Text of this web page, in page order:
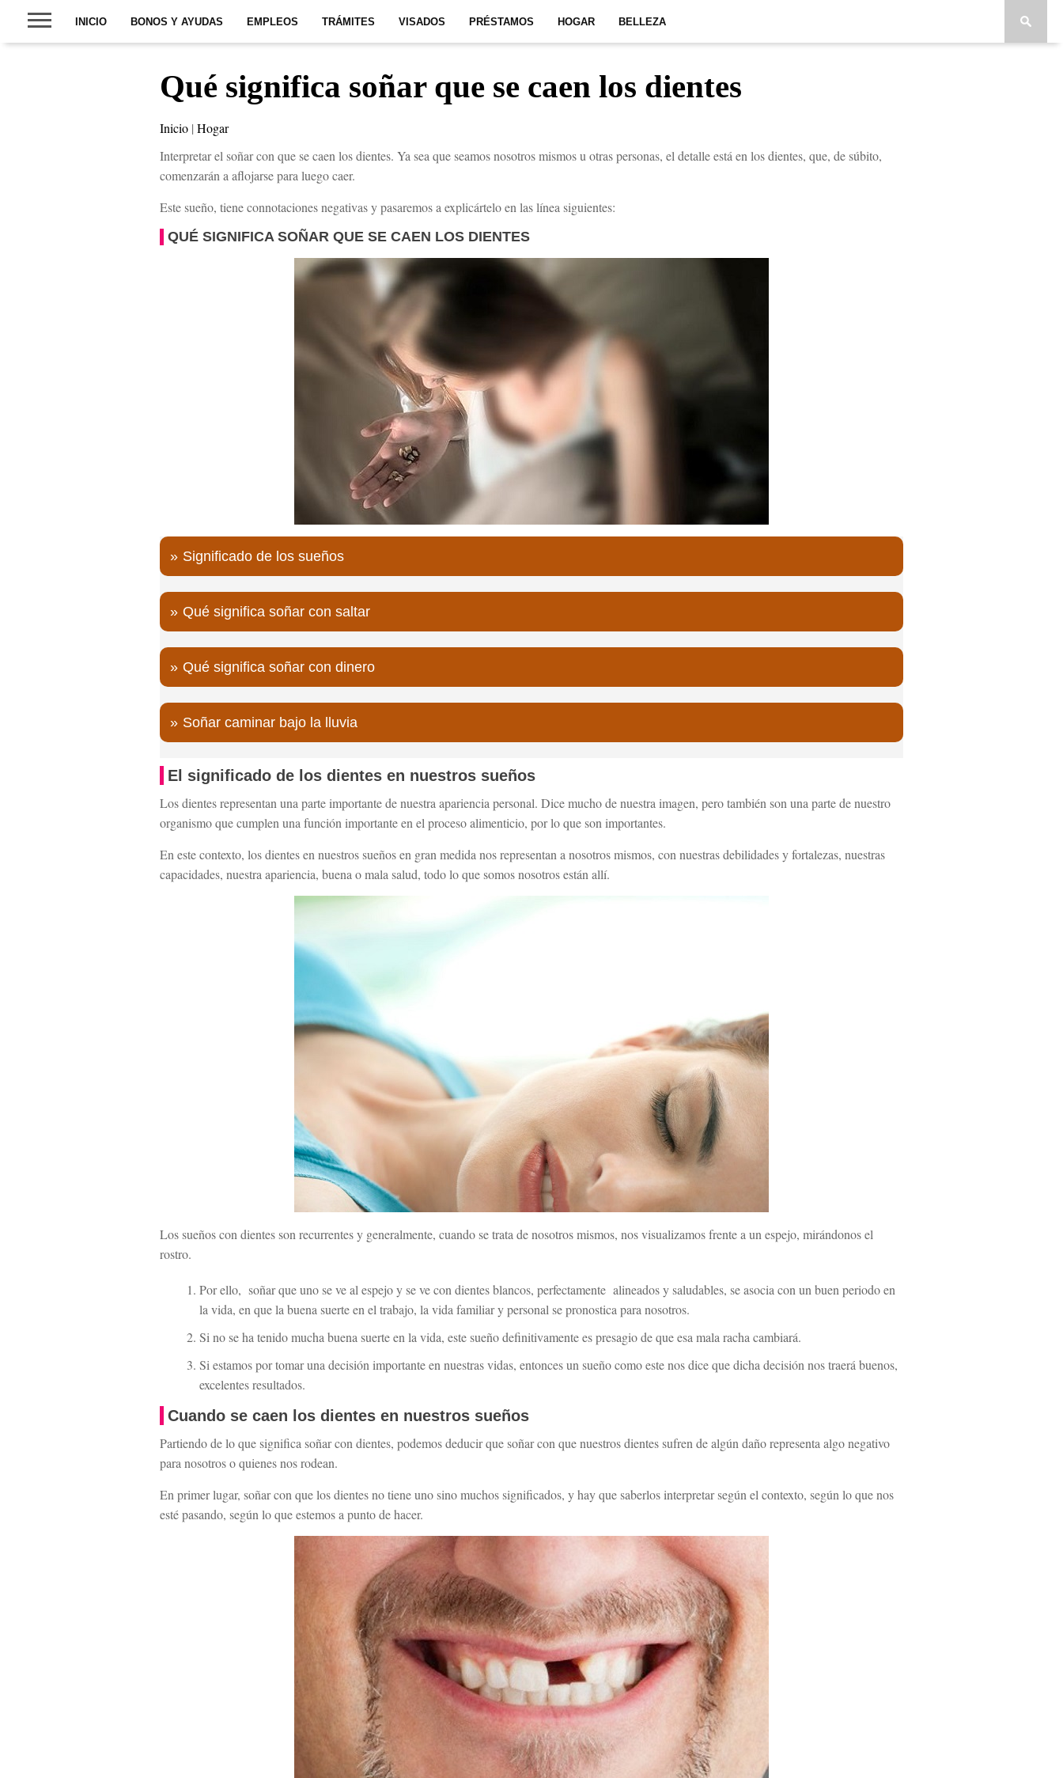
INICIO BONOS Y AYUDAS EMPLEOS TRÁMITES VISADOS PRÉSTAMOS HOGAR BELLEZA
Qué significa soñar que se caen los dientes
Inicio |Hogar
Interpretar el soñar con que se caen los dientes. Ya sea que seamos nosotros mismos u otras personas, el detalle está en los dientes, que, de súbito,
comenzarán a aflojarse para luego caer.
Este sueño, tiene connotaciones negativas y pasaremos a explicártelo en las línea siguientes:
QUÉ SIGNIFICA SOÑAR QUE SE CAEN LOS DIENTES
Significado de los sueños
Qué significa soñar con saltar
Qué significa soñar con dinero
Soñar caminar bajo la lluvia
El significado de los dientes en nuestros sueños
Los dientes representan una parte importante de nuestra apariencia personal. Dice mucho de nuestra imagen, pero también son una parte de nuestro
organismo que cumplen una función importante en el proceso alimenticio, por lo que son importantes.
En este contexto, los dientes en nuestros sueños en gran medida nos representan a nosotros mismos, con nuestras debilidades y fortalezas, nuestras
capacidades, nuestra apariencia, buena o mala salud, todo lo que somos nosotros están allí.
Los sueños con dientes son recurrentes y generalmente, cuando se trata de nosotros mismos, nos visualizamos frente a un espejo, mirándonos el
rostro.
Por ello, soñar que uno se ve al espejo y se ve con dientes blancos, perfectamente alineados y saludables, se asocia con un buen periodo en
la vida, en que la buena suerte en el trabajo, la vida familiar y personal se pronostica para nosotros.
Si no se ha tenido mucha buena suerte en la vida, este sueño definitivamente es presagio de que esa mala racha cambiará.
Si estamos por tomar una decisión importante en nuestras vidas, entonces un sueño como este nos dice que dicha decisión nos traerá buenos,
excelentes resultados.
Cuando se caen los dientes en nuestros sueños
Partiendo de lo que significa soñar con dientes, podemos deducir que soñar con que nuestros dientes sufren de algún daño representa algo negativo
para nosotros o quienes nos rodean.
En primer lugar, soñar con que los dientes no tiene uno sino muchos significados, y hay que saberlos interpretar según el contexto, según lo que nos
esté pasando, según lo que estemos a punto de hacer.